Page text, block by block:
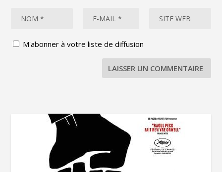
M'abonner à votre liste de diffusion